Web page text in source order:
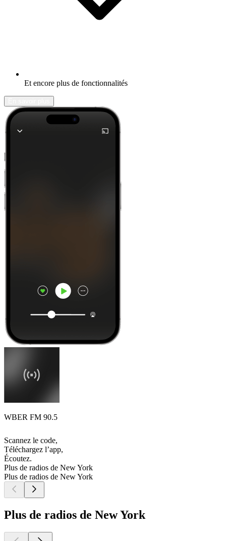
Et encore plus de fonctionnalités
WBER FM 90.5
Scannez le code,
Téléchargez l’app,
Écoutez.
Plus de radios de New York
Plus de radios de New York
Plus de radios de New York